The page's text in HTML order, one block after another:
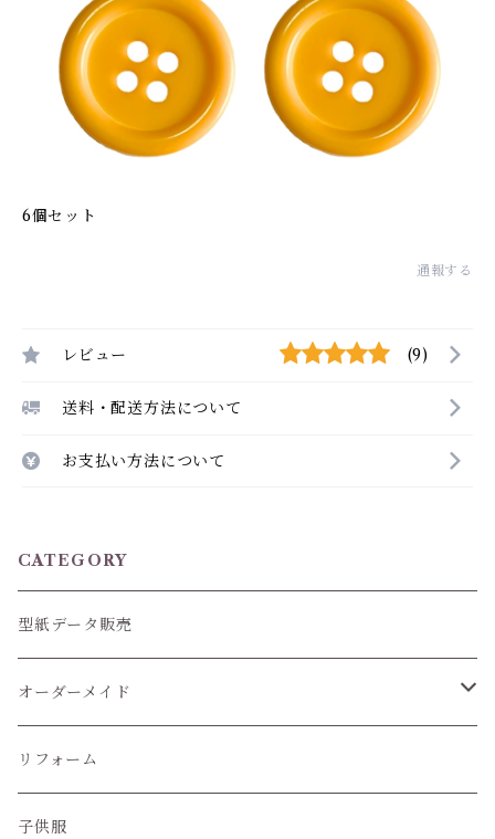
6個セット
通報する
レビュー (9)
送料・配送方法について
お支払い方法について
CATEGORY
型紙データ販売
オーダーメイド
ぬいぐるみ服
子供服
リフォーム
子供服